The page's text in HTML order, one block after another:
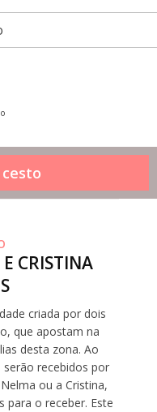
CRISTINA
criada por dois
que apostam na
desta zona. Ao
serão recebidos por
ou a Cristina,
para o receber. Este